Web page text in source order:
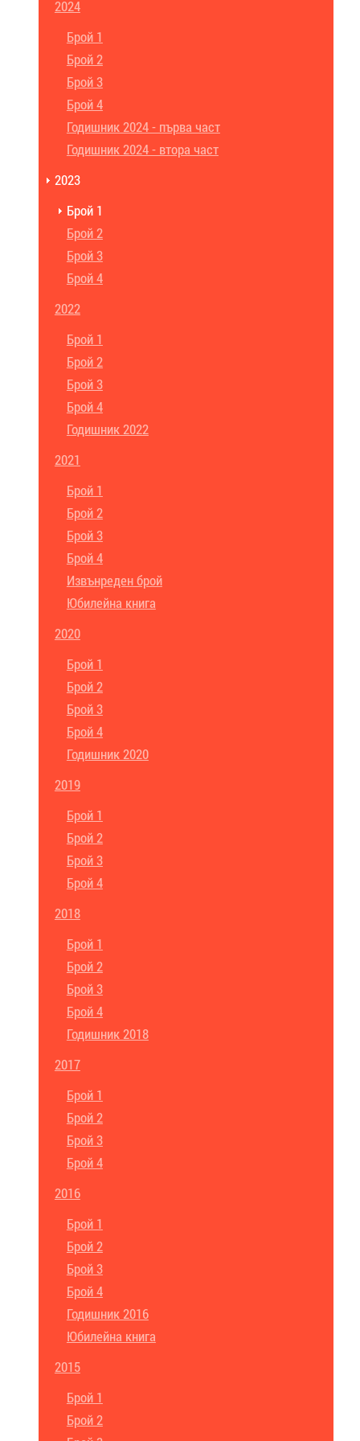
2024
Брой 1
Брой 2
Брой 3
Брой 4
Годишник 2024 - първа част
Годишник 2024 - втора част
2023
Брой 1
Брой 2
Брой 3
Брой 4
2022
Брой 1
Брой 2
Брой 3
Брой 4
Годишник 2022
2021
Брой 1
Брой 2
Брой 3
Брой 4
Извънреден брой
Юбилейна книга
2020
Брой 1
Брой 2
Брой 3
Брой 4
Годишник 2020
2019
Брой 1
Брой 2
Брой 3
Брой 4
2018
Брой 1
Брой 2
Брой 3
Брой 4
Годишник 2018
2017
Брой 1
Брой 2
Брой 3
Брой 4
2016
Брой 1
Брой 2
Брой 3
Брой 4
Годишник 2016
Юбилейна книга
2015
Брой 1
Брой 2